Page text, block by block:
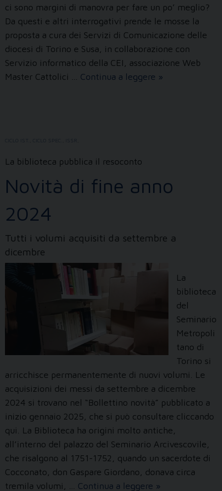
ci sono margini di manovra per fare un po’ meglio?
Da questi e altri interrogativi prende le mosse la
proposta a cura dei Servizi di Comunicazione delle
diocesi di Torino e Susa, in collaborazione con
Servizio informatico della CEI, associazione Web
Master Cattolici … Continua a leggere Il
»
CICLO IST.
La biblioteca pubblica il resoconto
Novità di fine anno
2024
Tutti i volumi acquisiti da settembre a
dicembre
La
biblioteca
del
Seminario
Metropoli
tano di
Torino si
arricchisce permanentemente di nuovi volumi. Le
acquisizioni dei messi da settembre a dicembre
2024 si trovano nel “Bollettino novità” pubblicato a
inizio gennaio 2025, che si può consultare cliccando
qui. La Biblioteca ha origini molto antiche,
all’interno del palazzo del Seminario Arcivescovile,
che risalgono al 1751-1752, quando un sacerdote di
Cocconato, don Gaspare Giordano, donava circa
tremila volumi, … Continua a leggere Novità
»